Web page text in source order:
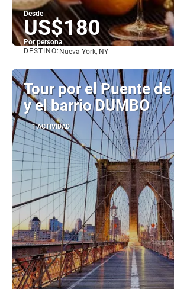
Desde
US$180
Por persona
DESTINO: Nueva York, NY
Tour por el Puente
y el barrio DUMBO
1 ACTIVIDAD